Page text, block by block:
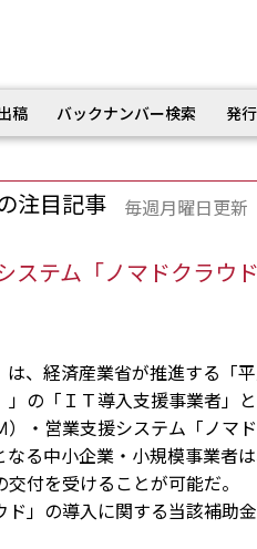
稿 バックナンバー検索 発
注目記事 毎週月曜日更新
テム「ノマドクラウ
、経済産業省が推進する「
の「ＩＴ導入支援事業者」
・営業支援システム「ノマ
なる中小企業・小規模事業者
付を受けることが可能だ。
」の導入に関する当該補助